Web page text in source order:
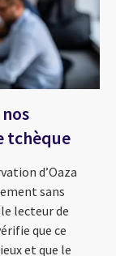
tchèque
d’Oaza
sans
lecteur de
que ce
et que le